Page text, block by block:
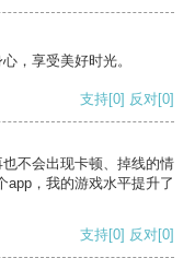
，享受美好时光。
支持[0] 反对[0]
不会出现卡顿、掉线的情
app，我的游戏水平提升了
支持[0] 反对[0]